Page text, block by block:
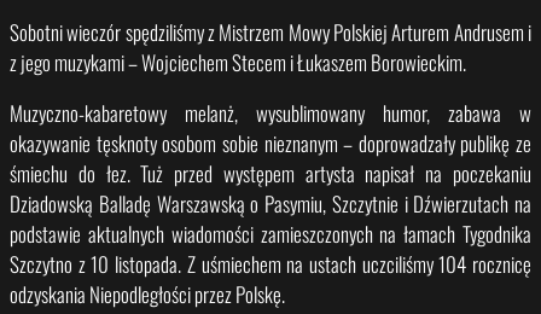
Sobotni wieczór spędziliśmy z Mistrzem Mowy Polskiej Arturem Andrusem i
z jego muzykami – Wojciechem Stecem i Łukaszem Borowieckim.
Muzyczno-kabaretowy melanż, wysublimowany humor, zabawa w
okazywanie tęsknoty osobom sobie nieznanym – doprowadzały publikę ze
śmiechu do łez. Tuż przed występem artysta napisał na poczekaniu
Dziadowską Balladę Warszawską o Pasymiu, Szczytnie i Dźwierzutach na
podstawie aktualnych wiadomości zamieszczonych na łamach Tygodnika
Szczytno z 10 listopada. Z uśmiechem na ustach uczciliśmy 104 rocznicę
odzyskania Niepodległości przez Polskę.